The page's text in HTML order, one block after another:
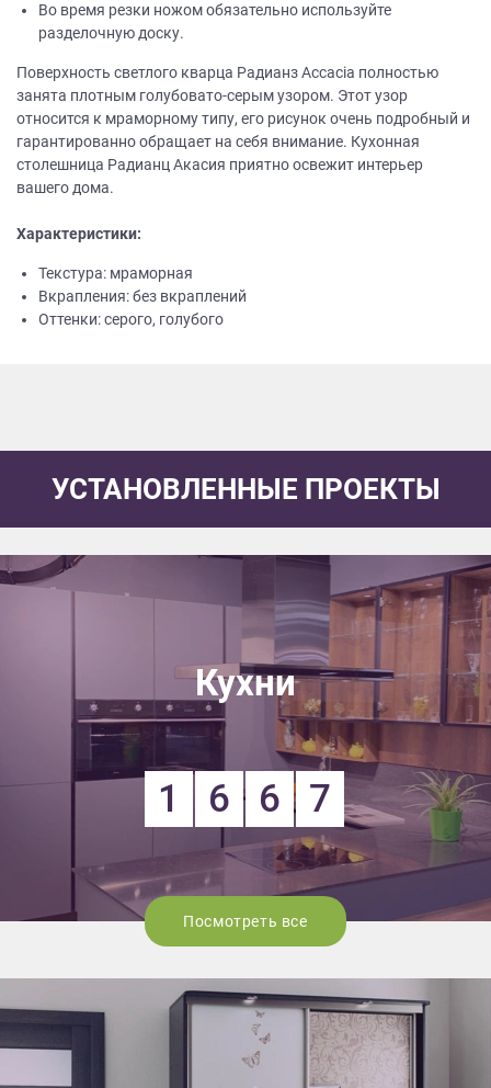
Во время резки ножом обязательно используйте
разделочную доску.
Поверхность светлого кварца Радианз Accacia полностью
занята плотным голубовато-серым узором. Этот узор
относится к мраморному типу, его рисунок очень подробный и
гарантированно обращает на себя внимание. Кухонная
столешница Радианц Акасия приятно освежит интерьер
вашего дома.
Характеристики:
Текстура: мраморная
Вкрапления: без вкраплений
Оттенки: серого, голубого
УСТАНОВЛЕННЫЕ ПРОЕКТЫ
Кухни
1 6 6 7
Посмотреть все